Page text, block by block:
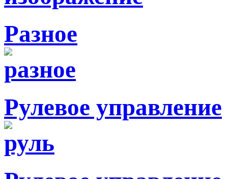
Разное
Рулевое управление